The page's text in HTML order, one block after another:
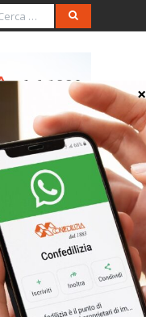
dei
possano
copia dei
solo